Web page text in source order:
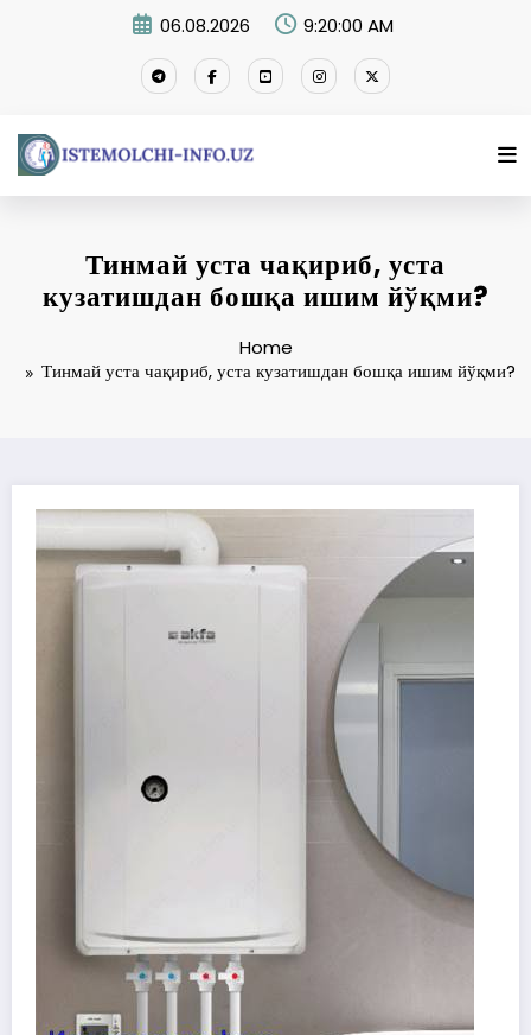
06.08.2026 9:20:01 AM
Тинмай уста чақириб, уста
кузатишдан бошқа ишим йўқми?
Home
Тинмай уста чақириб, уста кузатишдан бошқа ишим йўқми?